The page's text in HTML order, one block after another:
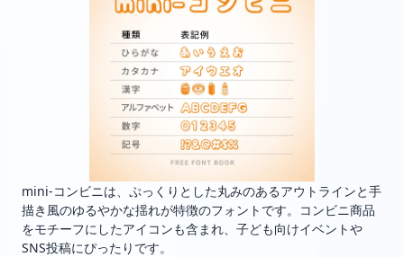
mini-コンビニは、ぷっくりとした丸みのあるアウトラインと手
描き風のゆるやかな揺れが特徴のフォントです。コンビニ商品
をモチーフにしたアイコンも含まれ、子ども向けイベントや
SNS投稿にぴったりです。